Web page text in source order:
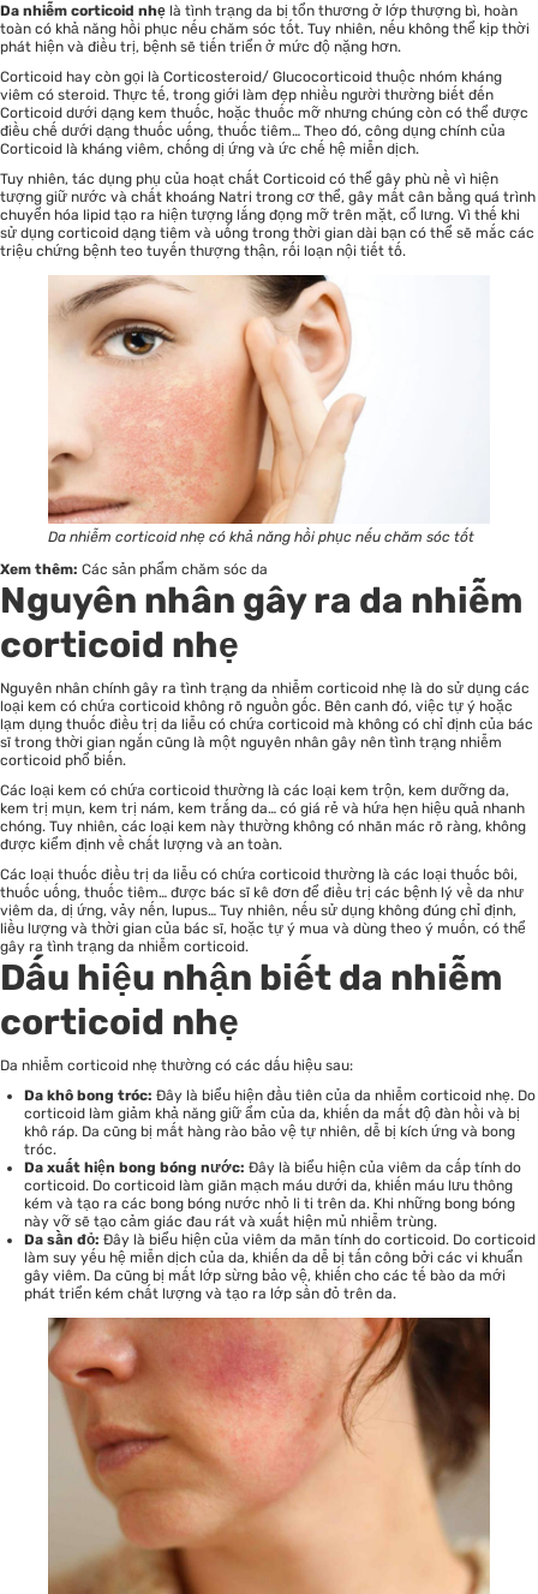
Da nhiễm corticoid nhẹ là tình trạng da bị tổn thương ở lớp thượng bì, hoàn
toàn có khả năng hồi phục nếu chăm sóc tốt. Tuy nhiên, nếu không thể kịp thời
phát hiện và điều trị, bệnh sẽ tiến triển ở mức độ nặng hơn.
Corticoid hay còn gọi là Corticosteroid/ Glucocorticoid thuộc nhóm kháng
viêm có steroid. Thực tế, trong giới làm đẹp nhiều người thường biết đến
Corticoid dưới dạng kem thuốc, hoặc thuốc mỡ nhưng chúng còn có thể được
điều chế dưới dạng thuốc uống, thuốc tiêm… Theo đó, công dụng chính của
Corticoid là kháng viêm, chống dị ứng và ức chế hệ miễn dịch.
Tuy nhiên, tác dụng phụ của hoạt chất Corticoid có thể gây phù nề vì hiện
tượng giữ nước và chất khoáng Natri trong cơ thể, gây mất cân bằng quá trình
chuyển hóa lipid tạo ra hiện tượng lắng đọng mỡ trên mặt, cổ lưng. Vì thế khi
sử dụng corticoid dạng tiêm và uống trong thời gian dài bạn có thể sẽ mắc các
triệu chứng bệnh teo tuyến thượng thận, rối loạn nội tiết tố.
Da nhiễm corticoid nhẹ có khả năng hồi phục nếu chăm sóc tốt
Xem thêm: Các sản phẩm chăm sóc da
Nguyên nhân gây ra da nhiễm
corticoid nhẹ
Nguyên nhân chính gây ra tình trạng da nhiễm corticoid nhẹ là do sử dụng các
loại kem có chứa corticoid không rõ nguồn gốc. Bên canh đó, việc tự ý hoặc
lạm dụng thuốc điều trị da liễu có chứa corticoid mà không có chỉ định của bác
sĩ trong thời gian ngắn cũng là một nguyên nhân gây nên tình trạng nhiễm
corticoid phổ biến.
Các loại kem có chứa corticoid thường là các loại kem trộn, kem dưỡng da,
kem trị mụn, kem trị nám, kem trắng da… có giá rẻ và hứa hẹn hiệu quả nhanh
chóng. Tuy nhiên, các loại kem này thường không có nhãn mác rõ ràng, không
được kiểm định về chất lượng và an toàn.
Các loại thuốc điều trị da liễu có chứa corticoid thường là các loại thuốc bôi,
thuốc uống, thuốc tiêm… được bác sĩ kê đơn để điều trị các bệnh lý về da như
viêm da, dị ứng, vảy nến, lupus… Tuy nhiên, nếu sử dụng không đúng chỉ định,
liều lượng và thời gian của bác sĩ, hoặc tự ý mua và dùng theo ý muốn, có thể
gây ra tình trạng da nhiễm corticoid.
Dấu hiệu nhận biết da nhiễm
corticoid nhẹ
Da nhiễm corticoid nhẹ thường có các dấu hiệu sau:
Da khô bong tróc: Đây là biểu hiện đầu tiên của da nhiễm corticoid nhẹ. Do
corticoid làm giảm khả năng giữ ẩm của da, khiến da mất độ đàn hồi và bị
khô ráp. Da cũng bị mất hàng rào bảo vệ tự nhiên, dễ bị kích ứng và bong
tróc.
Da xuất hiện bong bóng nước: Đây là biểu hiện của viêm da cấp tính do
corticoid. Do corticoid làm giãn mạch máu dưới da, khiến máu lưu thông
kém và tạo ra các bong bóng nước nhỏ li ti trên da. Khi những bong bóng
này vỡ sẽ tạo cảm giác đau rát và xuất hiện mủ nhiễm trùng.
Da sần đỏ: Đây là biểu hiện của viêm da mãn tính do corticoid. Do corticoid
làm suy yếu hệ miễn dịch của da, khiến da dễ bị tấn công bởi các vi khuẩn
gây viêm. Da cũng bị mất lớp sừng bảo vệ, khiến cho các tế bào da mới
phát triển kém chất lượng và tạo ra lớp sần đỏ trên da.